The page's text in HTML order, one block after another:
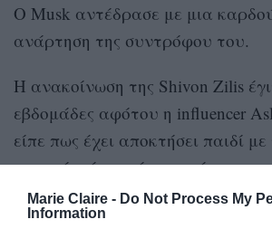
Marie Claire - Do Not Process My
Information
Ο Musk αντέδρασε με μια
ανάρτηση της συντρόφου του.
Η ανακοίνωση της Shivon Zilis
εβδομάδες αφότου η influencer
είπε πως έχει αποκτήσει παιδί
το οποίο είναι σήμερα πέντε